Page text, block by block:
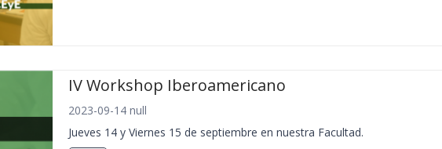
IV Workshop Iberoamericano
2023-09-14 null
Jueves 14 y Viernes 15 de septiembre en nuestra Facultad.